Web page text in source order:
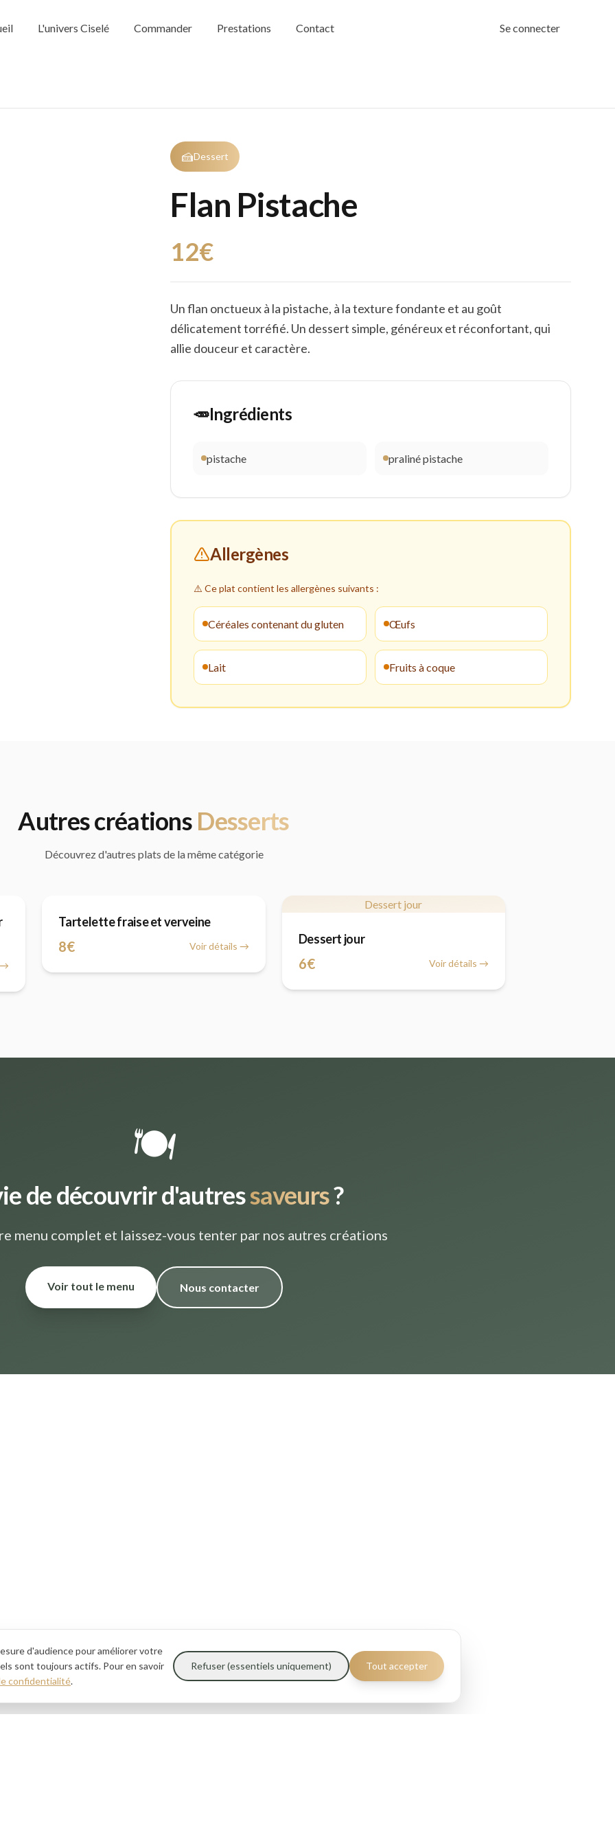
L'univers Ciselé Commander Prestations Contact Se connecter
🍰Dessert
Flan Pistache
12€
Un flan onctueux à la pistache, à la texture fondante et au goût
délicatement torréfié. Un dessert simple, généreux et réconfortant, qui
allie douceur et caractère.
🥕Ingrédients
pistache praliné pistache
Allergènes
⚠️ Ce plat contient les allergènes suivants :
Céréales contenant du gluten Œufs
Lait Fruits à coque
Autres créations Desserts
Découvrez d'autres plats de la même catégorie
→
Tartelette fraise et verveine
8€ Voir détails →
Dessert jour
Dessert jour
6€ Voir détails →
🍽️
de découvrir d'autressaveurs?
menu complet et laissez-vous tenter par nos autres créations
Voir tout le menu Nous contacter
d'audience pour améliorer votre
sont toujours actifs. Pour en savoir
confidentialité.
Refuser (essentiels uniquement) Tout accepter